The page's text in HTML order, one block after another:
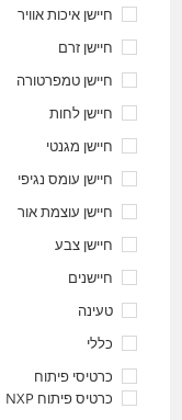
חיישן איכות אוויר
חיישן זרם
חיישן טמפרטורה
חיישן לחות
חיישן מגנטי
חיישן עומס נגיפי
חיישן עוצמת אור
חיישן צבע
חיישנים
טעינה
כללי
כרטיסי פיתוח
כרטיס פיתוח NXP